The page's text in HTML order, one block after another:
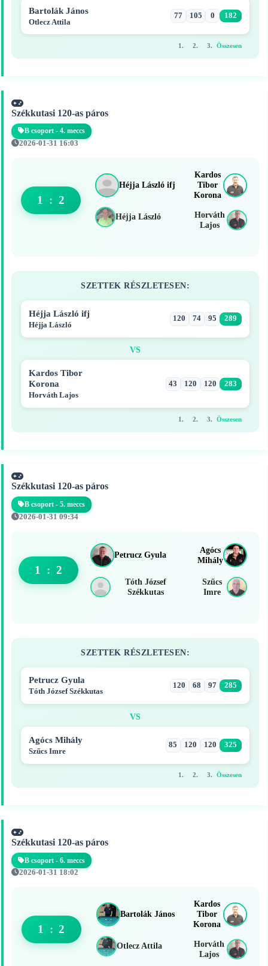
Bartolák János
Otlecz Attila
77 105 0 182
1. 2. 3. Összesen
Székkutasi 120-as páros
B csoport - 4. meccs
2026-01-31 16:03
Héjja László ifj
Héjja László
1 : 2
Kardos
Tibor
Korona
Horváth
Lajos
SZETTEK RÉSZLETESEN:
Héjja László ifj
Héjja László
120 74 95 289
VS
Kardos Tibor
Korona
Horváth Lajos
43 120 120 283
1. 2. 3. Összesen
Székkutasi 120-as páros
B csoport - 5. meccs
2026-01-31 09:34
Petrucz Gyula
Tóth József
Székkutas
1 : 2
Agócs
Mihály
Szűcs
Imre
SZETTEK RÉSZLETESEN:
Petrucz Gyula
Tóth József Székkutas
120 68 97 285
VS
Agócs Mihály
Szűcs Imre
85 120 120 325
1. 2. 3. Összesen
Székkutasi 120-as páros
B csoport - 6. meccs
2026-01-31 18:02
Bartolák János
Otlecz Attila
1 : 2
Kardos
Tibor
Korona
Horváth
Lajos